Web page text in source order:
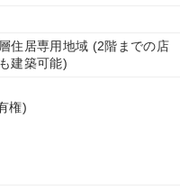
住居専用地域 (2階までの店
建築可能)
権)